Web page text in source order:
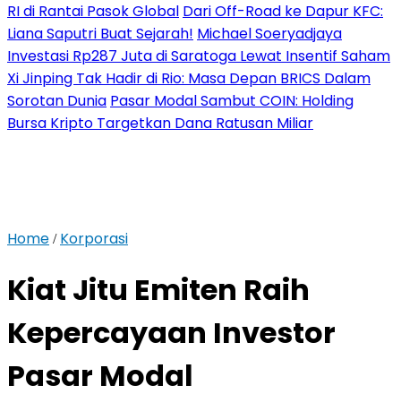
RI di Rantai Pasok Global Dari Off-Road ke Dapur KFC:
Liana Saputri Buat Sejarah! Michael Soeryadjaya
Investasi Rp287 Juta di Saratoga Lewat Insentif Saham
Xi Jinping Tak Hadir di Rio: Masa Depan BRICS Dalam
Sorotan Dunia Pasar Modal Sambut COIN: Holding
Bursa Kripto Targetkan Dana Ratusan Miliar
Home / Korporasi
Kiat Jitu Emiten Raih
Kepercayaan Investor
Pasar Modal